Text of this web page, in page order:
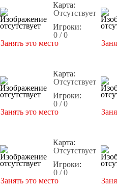
Карта:
Отсутствует
Игроки:
0 / 0
Занять это место
Карта:
Отсутствует
Игроки:
0 / 0
Занять это место
Карта:
Отсутствует
Игроки:
0 / 0
Занять это место